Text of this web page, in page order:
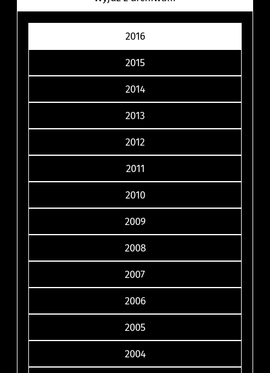
2016
2015
2014
2013
2012
2011
2010
2009
2008
2007
2006
2005
2004